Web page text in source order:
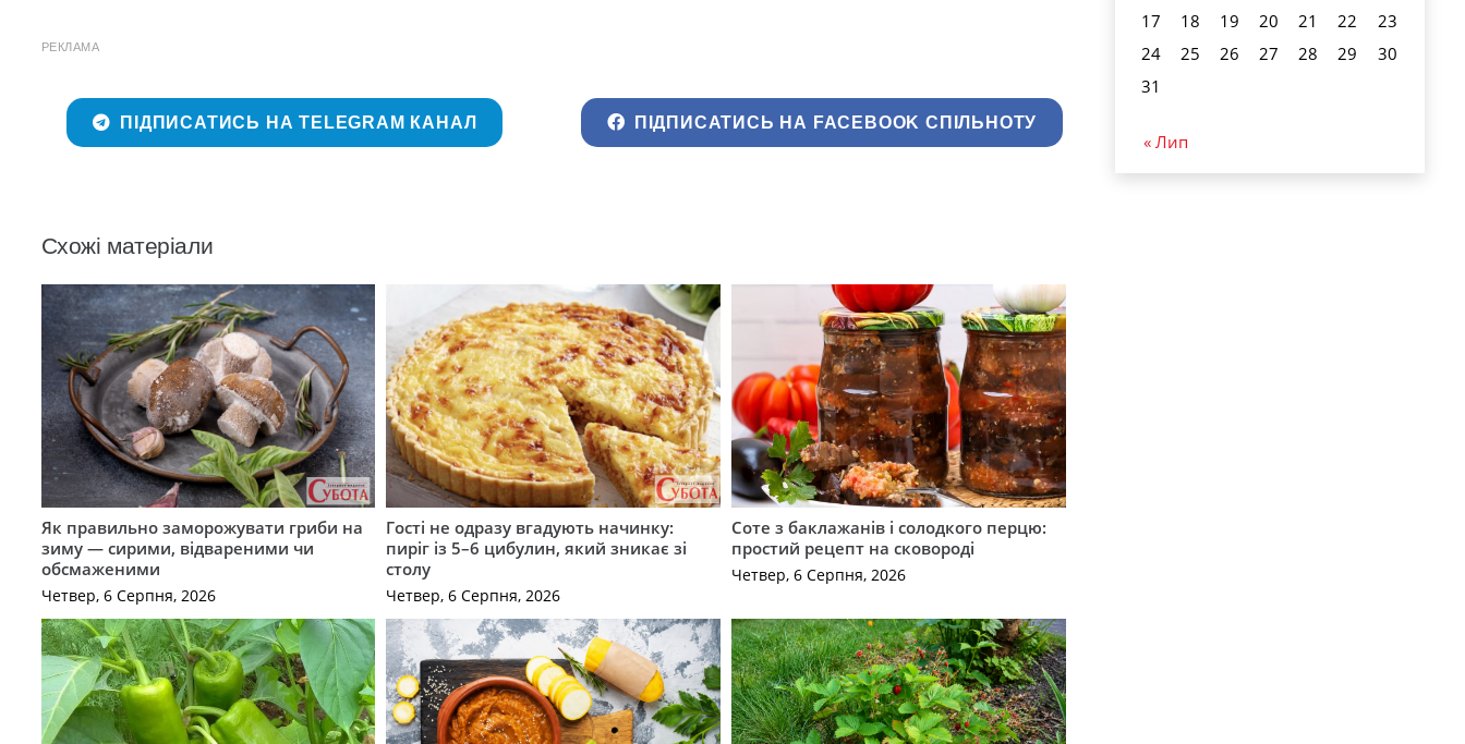
РЕКЛАМА
ПІДПИСАТИСЬ НА TELEGRAM КАНАЛ ПІДПИСАТИСЬ НА FACEBOOK СПІЛЬНОТУ
Схожі матеріали
Як правильно заморожувати гриби на
зиму — сирими, відвареними чи
обсмаженими
Четвер, 6 Серпня, 2026
Гості не одразу вгадують начинку:
пиріг із 5–6 цибулин, який зникає зі
столу
Четвер, 6 Серпня, 2026
Соте з баклажанів і солодкого перцю:
простий рецепт на сковороді
Четвер, 6 Серпня, 2026
17
18 19 20 21 22
23
24
25 26 27 28 29
30
31
« Лип